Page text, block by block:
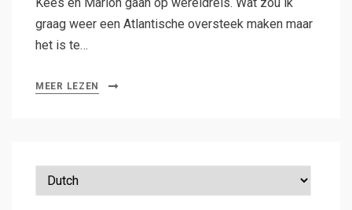
graag weer een Atlantische oversteek maken maar
het is te…
MEER LEZEN